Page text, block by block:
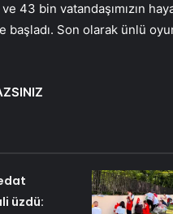
43 bin vatandaşımızın
başladı. Son olarak ünlü
üzdü: